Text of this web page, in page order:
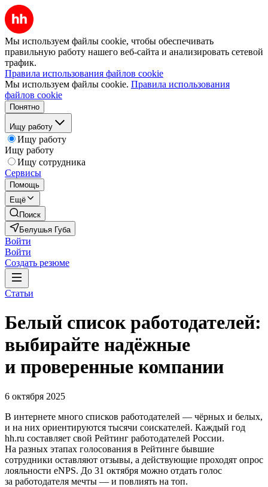
Мы используем файлы cookie, чтобы обеспечивать
правильную работу нашего веб-сайта и анализировать сетевой
трафик.
Правила использования файлов cookie
Мы используем файлы cookie. Правила использования
файлов cookie
Понятно
Ищу работу
Ищу работу
Ищу работу
Ищу сотрудника
Сервисы
Помощь
Ещё
Поиск
Белушья Губа
Войти
Войти
Создать резюме
Статьи
Белый список работодателей:
выбирайте надёжные
и проверенные компании
6 октября 2025
В интернете много списков работодателей — чёрных и белых,
и на них ориентируются тысячи соискателей. Каждый год
hh.ru составляет свой Рейтинг работодателей России.
На разных этапах голосования в Рейтинге бывшие
сотрудники оставляют отзывы, а действующие проходят опрос
лояльности eNPS. До 31 октября можно отдать голос
за работодателя мечты — и повлиять на топ.